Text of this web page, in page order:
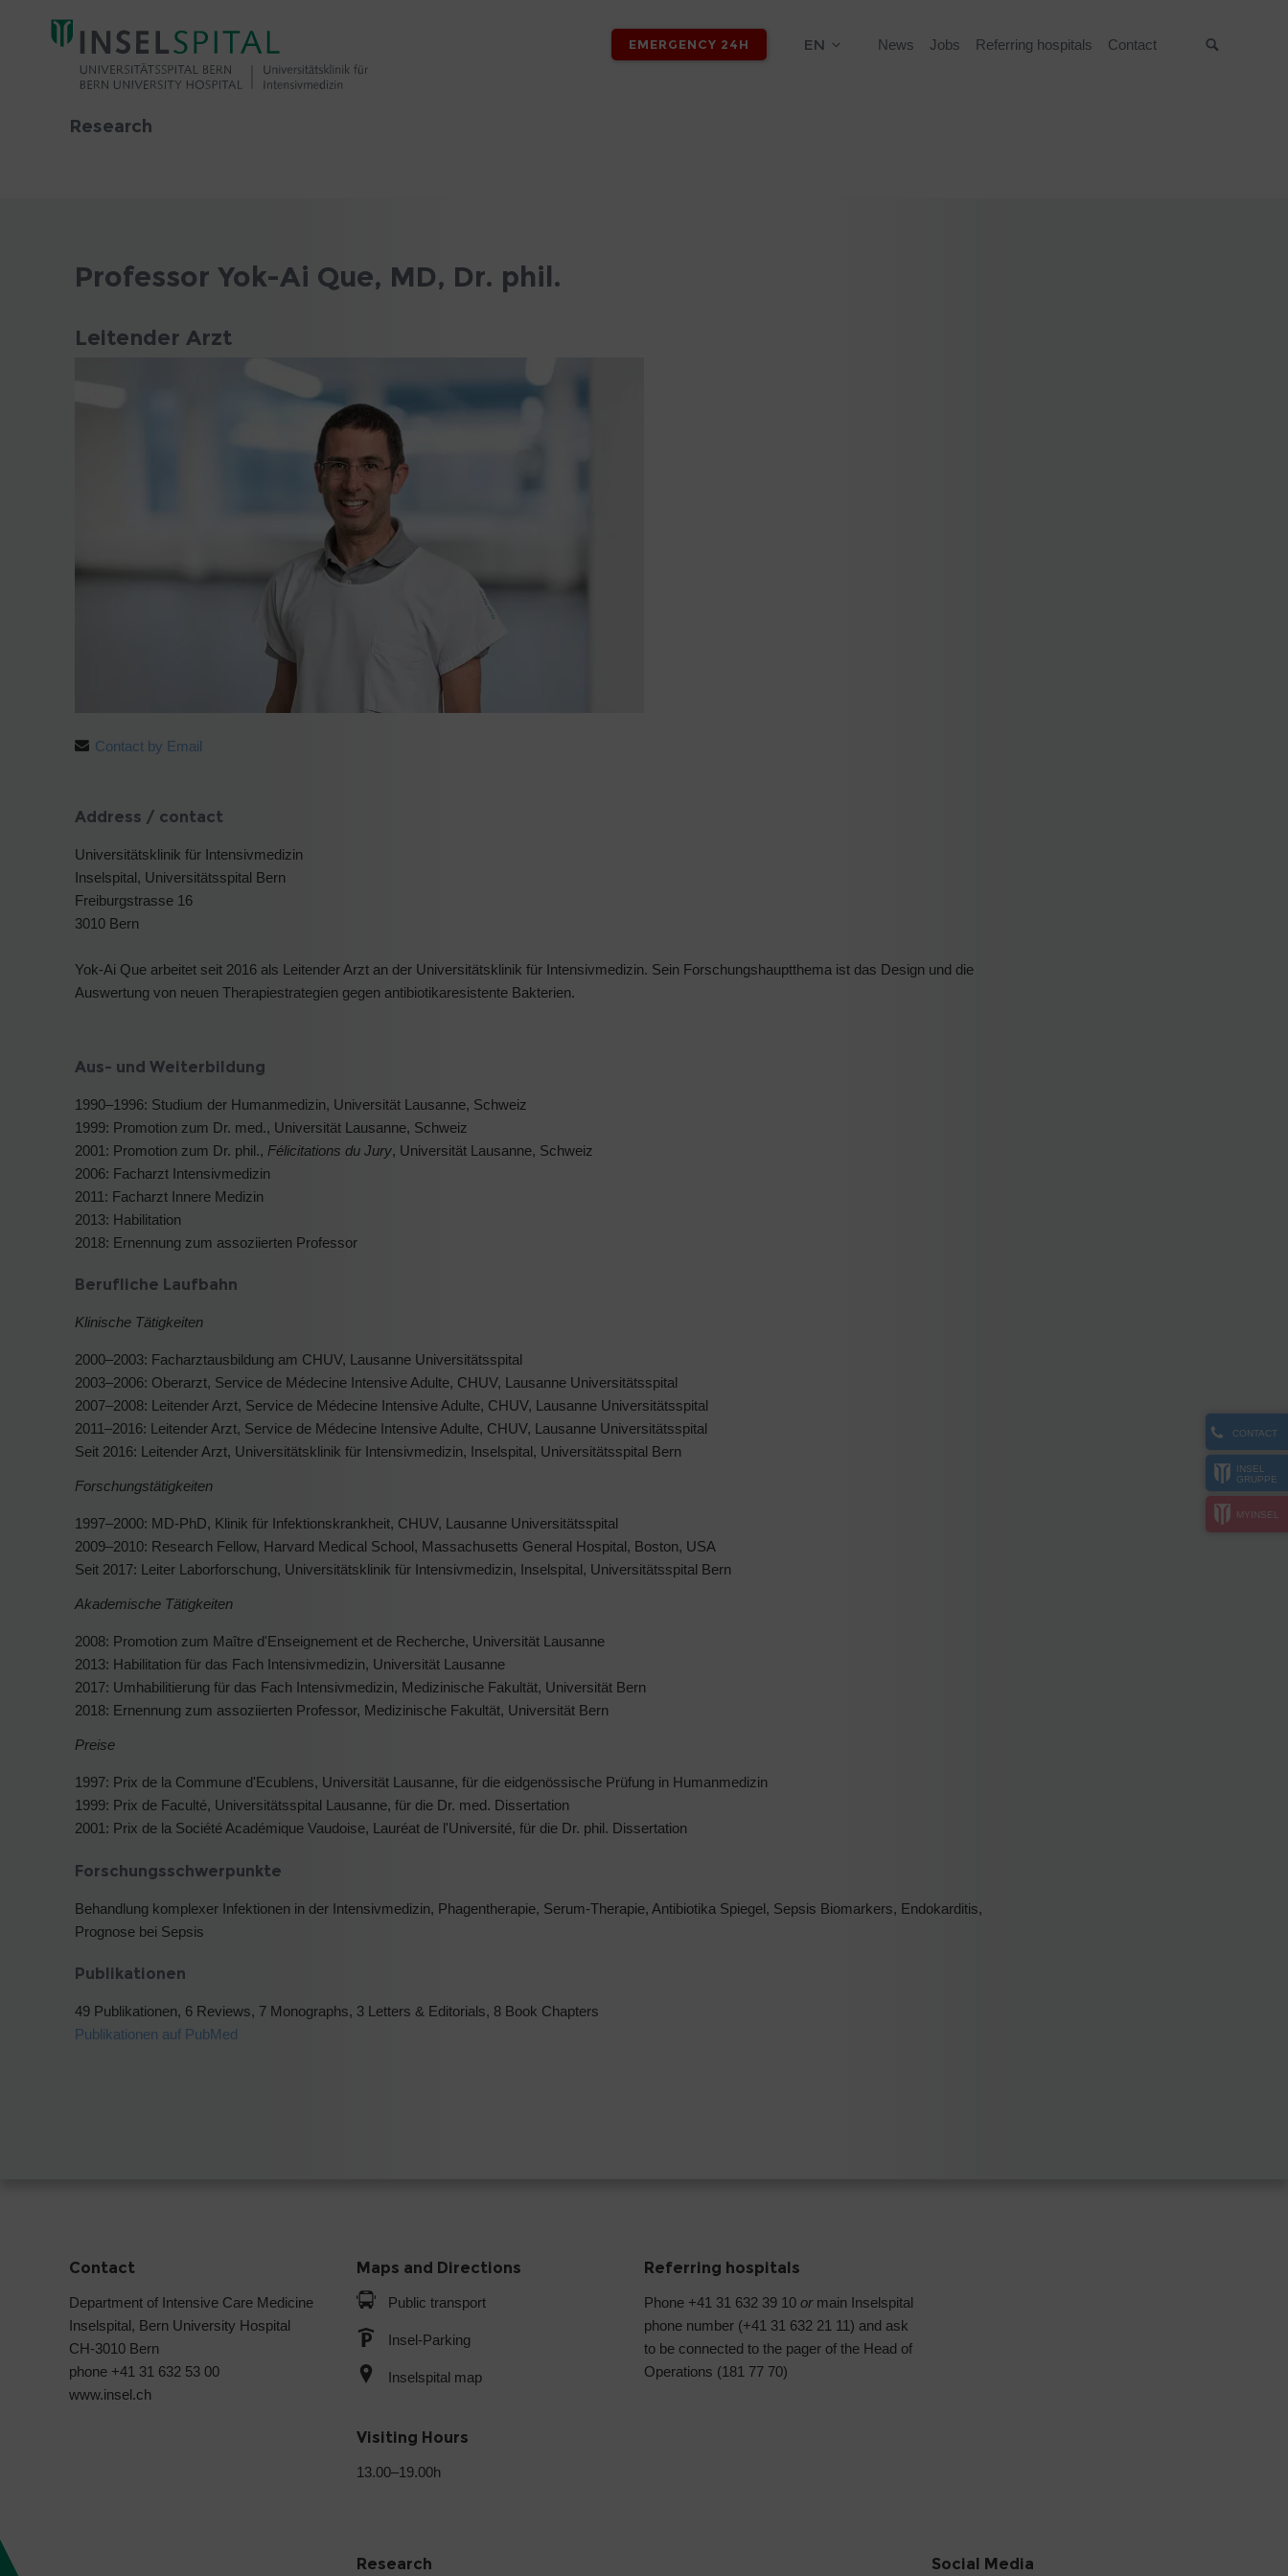
EMERGENCY 24H EN News Jobs Referring hospitals Contact
Research
CONTACT
INSEL
GRUPPE
MYINSEL
Professor Yok-Ai Que, MD, Dr. phil.
Leitender Arzt
Contact by Email
Address / contact
Universitätsklinik für Intensivmedizin
Inselspital, Universitätsspital Bern
Freiburgstrasse 16
3010 Bern
Yok-Ai Que arbeitet seit 2016 als Leitender Arzt an der Universitätsklinik für Intensivmedizin. Sein Forschungshauptthema ist das Design und die
Auswertung von neuen Therapiestrategien gegen antibiotikaresistente Bakterien.
Aus- und Weiterbildung
1990–1996: Studium der Humanmedizin, Universität Lausanne, Schweiz
1999: Promotion zum Dr. med., Universität Lausanne, Schweiz
2001: Promotion zum Dr. phil., Félicitations du Jury, Universität Lausanne, Schweiz
2006: Facharzt Intensivmedizin
2011: Facharzt Innere Medizin
2013: Habilitation
2018: Ernennung zum assoziierten Professor
Berufliche Laufbahn
Klinische Tätigkeiten
2000–2003: Facharztausbildung am CHUV, Lausanne Universitätsspital
2003–2006: Oberarzt, Service de Médecine Intensive Adulte, CHUV, Lausanne Universitätsspital
2007–2008: Leitender Arzt, Service de Médecine Intensive Adulte, CHUV, Lausanne Universitätsspital
2011–2016: Leitender Arzt, Service de Médecine Intensive Adulte, CHUV, Lausanne Universitätsspital
Seit 2016: Leitender Arzt, Universitätsklinik für Intensivmedizin, Inselspital, Universitätsspital Bern
Forschungstätigkeiten
1997–2000: MD-PhD, Klinik für Infektionskrankheit, CHUV, Lausanne Universitätsspital
2009–2010: Research Fellow, Harvard Medical School, Massachusetts General Hospital, Boston, USA
Seit 2017: Leiter Laborforschung, Universitätsklinik für Intensivmedizin, Inselspital, Universitätsspital Bern
Akademische Tätigkeiten
2008: Promotion zum Maître d'Enseignement et de Recherche, Universität Lausanne
2013: Habilitation für das Fach Intensivmedizin, Universität Lausanne
2017: Umhabilitierung für das Fach Intensivmedizin, Medizinische Fakultät, Universität Bern
2018: Ernennung zum assoziierten Professor, Medizinische Fakultät, Universität Bern
Preise
1997: Prix de la Commune d'Ecublens, Universität Lausanne, für die eidgenössische Prüfung in Humanmedizin
1999: Prix de Faculté, Universitätsspital Lausanne, für die Dr. med. Dissertation
2001: Prix de la Société Académique Vaudoise, Lauréat de l'Université, für die Dr. phil. Dissertation
Forschungsschwerpunkte
Behandlung komplexer Infektionen in der Intensivmedizin, Phagentherapie, Serum-Therapie, Antibiotika Spiegel, Sepsis Biomarkers, Endokarditis,
Prognose bei Sepsis
Publikationen
49 Publikationen, 6 Reviews, 7 Monographs, 3 Letters & Editorials, 8 Book Chapters
Publikationen auf PubMed
Contact
Department of Intensive Care Medicine
Inselspital, Bern University Hospital
CH-3010 Bern
phone +41 31 632 53 00
www.insel.ch
Maps and Directions
Public transport
Insel-Parking
Inselspital map
Visiting Hours
13.00–19.00h
Referring hospitals
Phone +41 31 632 39 10 or main Inselspital
phone number (+41 31 632 21 11) and ask
to be connected to the pager of the Head of
Operations (181 77 70)
Research Social Media